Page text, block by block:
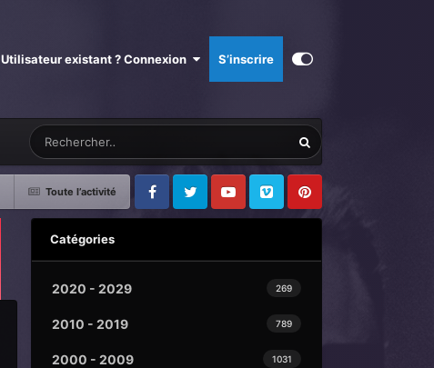
Utilisateur existant ? Connexion S’inscrire
Toute l’activité
FacebookTwitter Youtube Vimeo Pinterest
Catégories
269
2020 - 2029
789
2010 - 2019
1031
2000 - 2009